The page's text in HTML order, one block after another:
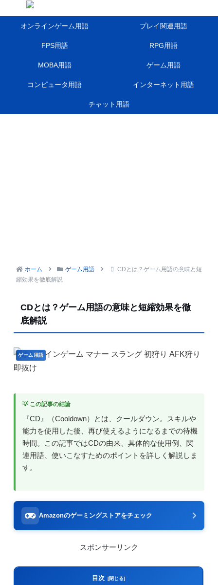
オンラインゲーム用語 プレイ関連用語
FPS用語 RPG用語
MOBA用語 ゲーム用語
コンピュータ用語 インターネット用語
チャット用語
ホーム ゲーム用語
CDとは？ゲーム用語の意味と短
縮効果を徹底解説
CDとは？ゲーム用語の意味と短縮効果を徹
底解説
ゲーム用語
💡 この記事の結論
『CD』（Cooldown）とは、クールダウン。スキルや
能力を使用した後、再び使えるようになるまでの待機
時間。この記事ではCDの由来、具体的な使用例、関
連用語、使いこなすためのポイントを詳しく解説しま
す。
Amazonのゲーミングストアをチェック
スポンサーリンク
目次